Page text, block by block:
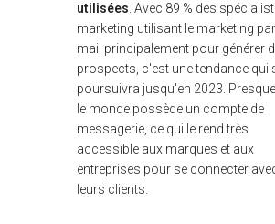
utilisées . Avec 89 % des
marketing utilisant le marketing
mail principalement pour générer
prospects, c'est une tendance qui
poursuivra jusqu'en 2023.
le monde possède un compte de
messagerie, ce qui le rend très
accessible aux marques et aux
entreprises pour se connecter
leurs clients.